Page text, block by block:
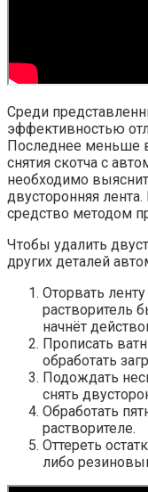
Среди
эффективностью
Последнее меньше
снятия скотча с
необходимо
двусторонняя
средство методом
Чтобы удалить
других деталей
Оторвать
растворитель
начнёт
Прописать
обработать
Подождать
снять
Обработать
растворителе.
Оттереть
либо